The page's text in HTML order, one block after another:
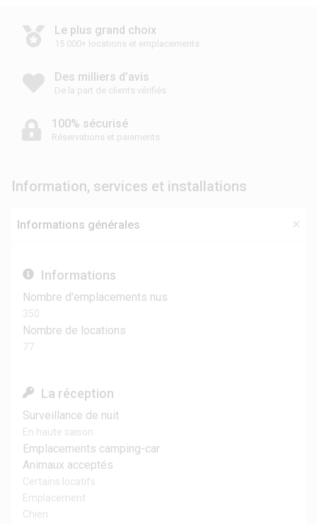
Le plus grand choix
15 000+ locations et emplacements
Des milliers d’avis
De la part de clients vérifiés
100% sécurisé
Réservations et paiements
Information, services et installations
Informations générales
Informations
Nombre d'emplacements nus
350
Nombre de locations
77
La réception
Surveillance de nuit
En haute saison
Emplacements camping-car
Animaux acceptés
Certains locatifs
Emplacement
Chien